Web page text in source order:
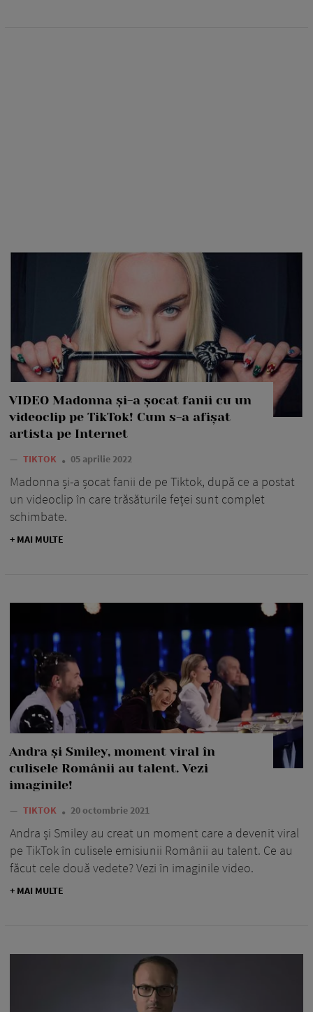
VIDEO Madonna și-a șocat fanii cu un
videoclip pe TikTok! Cum s-a afișat
artista pe Internet
— TIKTOK 05 aprilie 2022
Madonna și-a șocat fanii de pe Tiktok, după ce a postat
un videoclip în care trăsăturile feței sunt complet
schimbate.
+ MAI MULTE
Andra și Smiley, moment viral în
culisele Românii au talent. Vezi
imaginile!
— TIKTOK 20 octombrie 2021
Andra și Smiley au creat un moment care a devenit viral
pe TikTok în culisele emisiunii Românii au talent. Ce au
făcut cele două vedete? Vezi în imaginile video.
+ MAI MULTE